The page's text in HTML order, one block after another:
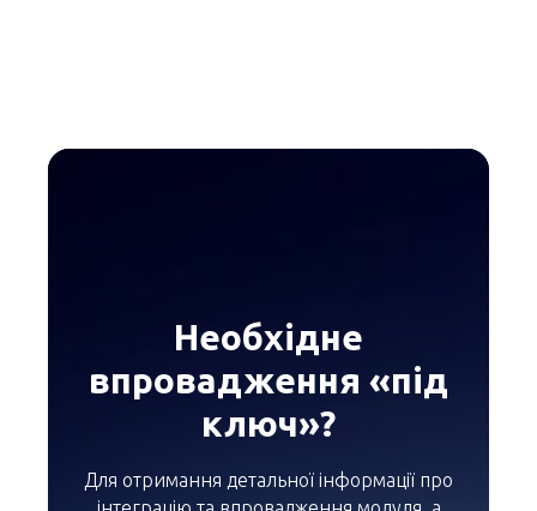
Необхідне
впровадження «під
ключ»?
Для отримання детальної інформації про